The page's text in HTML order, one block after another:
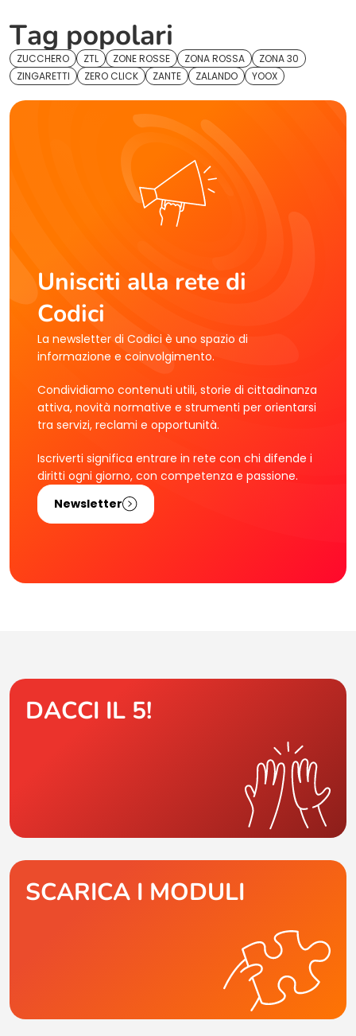
Tag popolari
ZUCCHERO ZTL ZONE ROSSE ZONA ROSSA
ZONA 30
ZINGARETTI
ZERO CLICK ZANTE ZALANDO YOOX
Unisciti alla rete di
Codici
La newsletter di Codici è uno spazio di
informazione e coinvolgimento.
Condividiamo contenuti utili, storie di cittadinanza
attiva, novità normative e strumenti per orientarsi
tra servizi, reclami e opportunità.
Iscriverti significa entrare in rete con chi difende i
diritti ogni giorno, con competenza e passione.
Newsletter
DACCI IL 5!
SCARICA I MODULI